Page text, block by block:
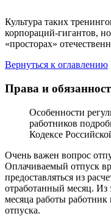
Культура таких
корпораций-гигантов,
«просторах»
Вернуться к оглавлению
Права и
Особенности
работников
Кодексе
Очень важен вопрос
Оплачиваемый отпуск
предоставляться из
отработанный месяц. Из
месяца работы
отпуска.